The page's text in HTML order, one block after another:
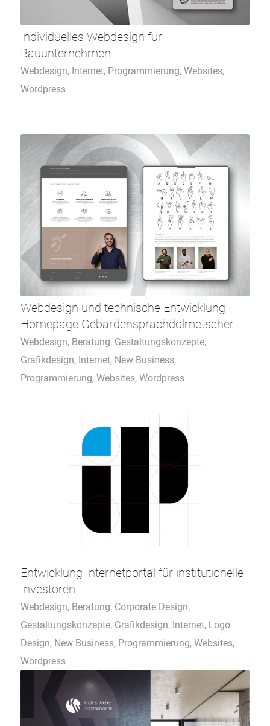
Individuelles Webdesign für
Bauunternehmen
Webdesign, Internet, Programmierung, Websites,
Wordpress
Webdesign und technische Entwicklung
Homepage Gebärdensprachdolmetscher
Webdesign, Beratung, Gestaltungskonzepte,
Grafikdesign, Internet, New Business,
Programmierung, Websites, Wordpress
Entwicklung Internetportal für institutionelle
Investoren
Webdesign, Beratung, Corporate Design,
Gestaltungskonzepte, Grafikdesign, Internet, Logo
Design, New Business, Programmierung, Websites,
Wordpress